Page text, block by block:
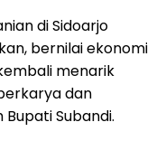
di Sidoarjo
bernilai ekonomi
menarik
dan
Subandi.